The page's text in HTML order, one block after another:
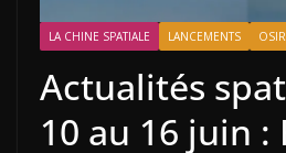
LA CHINE SPATIALE LANCEMENTS
Actualités
10 au 16 juin :